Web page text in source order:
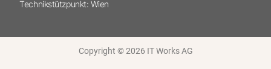
Technikstützpunkt: Wien
Copyright © 2026 IT Works AG